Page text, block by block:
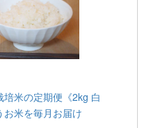
培米の定期便《2kg 白
米を毎月お届け